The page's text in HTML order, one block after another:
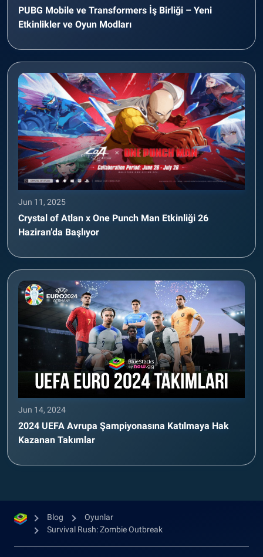
PUBG Mobile ve Transformers İş Birliği – Yeni
Etkinlikler ve Oyun Modları
Jun 11, 2025
Crystal of Atlan x One Punch Man Etkinliği 26
Haziran’da Başlıyor
Jun 14, 2024
2024 UEFA Avrupa Şampiyonasına Katılmaya Hak
Kazanan Takımlar
Blog
Oyunlar
Survival Rush: Zombie Outbreak